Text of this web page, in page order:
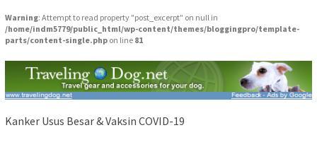
Warning: Attempt to read property "post_excerpt" on null in
/home/indm5779/public_html/wp-content/themes/bloggingpro/template-
parts/content-single.php on line 81
Kanker Usus Besar & Vaksin COVID-19